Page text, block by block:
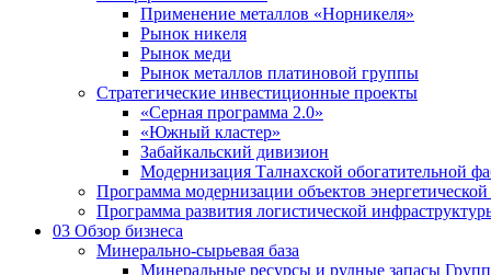
Применение металлов «Норникеля»
Рынок никеля
Рынок меди
Рынок металлов платиновой группы
Стратегические инвестиционные проекты
«Серная программа 2.0»
«Южный кластер»
Забайкальский дивизион
Модернизация Талнахской обогатительной
Программа модернизации объектов
Программа развития логистической
03 Обзор бизнеса
Минерально-сырьевая база
Минеральные ресурсы и рудные запасы